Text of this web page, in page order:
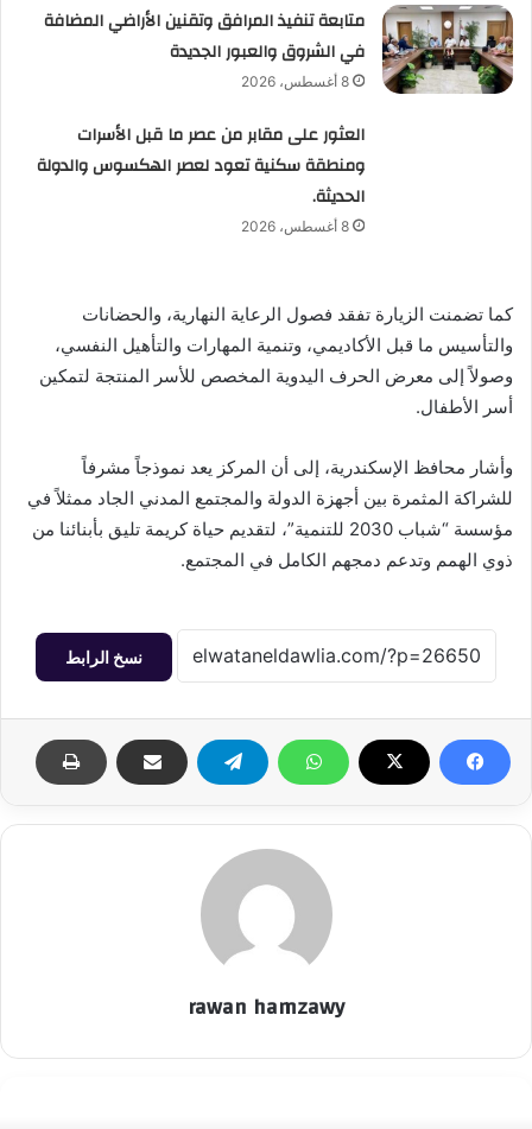
متابعة تنفيذ المرافق وتقنين الأراضي المضافة
في الشروق والعبور الجديدة
8 أغسطس، 2026
العثور على مقابر من عصر ما قبل الأسرات
ومنطقة سكنية تعود لعصر الهكسوس والدولة
الحديثة.
8 أغسطس، 2026
كما تضمنت الزيارة تفقد فصول الرعاية النهارية، والحضانات
والتأسيس ما قبل الأكاديمي، وتنمية المهارات والتأهيل النفسي،
وصولاً إلى معرض الحرف اليدوية المخصص للأسر المنتجة لتمكين
أسر الأطفال.
وأشار محافظ الإسكندرية، إلى أن المركز يعد نموذجاً مشرفاً
للشراكة المثمرة بين أجهزة الدولة والمجتمع المدني الجاد ممثلاً في
مؤسسة “شباب 2030 للتنمية”، لتقديم حياة كريمة تليق بأبنائنا من
ذوي الهمم وتدعم دمجهم الكامل في المجتمع.
نسخ الرابط
rawan hamzawy